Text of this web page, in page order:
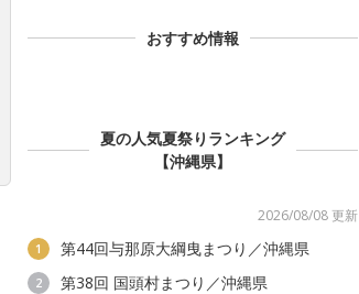
おすすめ情報
夏の人気夏祭りランキング
【沖縄県】
2026/08/08 更新
1 第44回与那原大綱曳まつり／沖縄県
2 第38回 国頭村まつり／沖縄県